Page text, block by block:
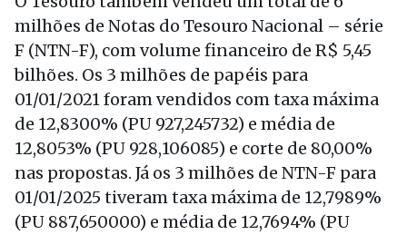
milhões de Notas do Tesouro Nacional – série
F (NTN-F), com volume financeiro de R$ 5,45
bilhões. Os 3 milhões de papéis para
01/01/2021 foram vendidos com taxa máxima
de 12,8300% (PU 927,245732) e média de
12,8053% (PU 928,106085) e corte de 80,00%
nas propostas. Já os 3 milhões de NTN-F para
01/01/2025 tiveram taxa máxima de 12,7989%
(PU 887,650000) e média de 12,7694% (PU